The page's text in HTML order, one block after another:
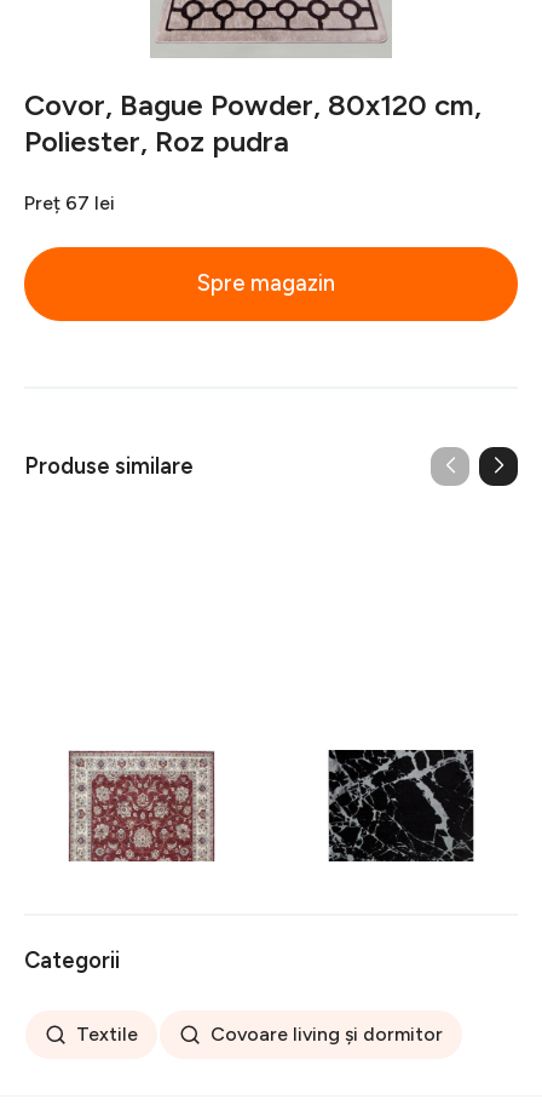
Covor, Bague Powder, 80x120 cm,
Poliester, Roz pudra
Preț 67 lei
Spre magazin
Produse similare
Covor rezistent Eko, ALT
05 - Red, Ivory, 100%
poliester, 80 x 150 cm
256 lei
Covor rezistent SM 21 -
Black, Silver XW, 80x300
441 lei
Categorii
Textile Covoare living și dormitor